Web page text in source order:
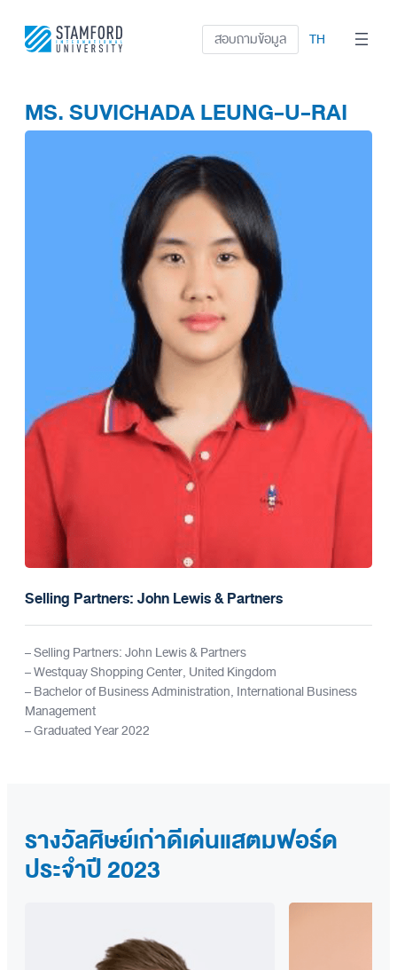
สอบถามข้อมูล TH
MS. SUVICHADA LEUNG-U-RAI
Selling Partners: John Lewis & Partners
– Selling Partners: John Lewis & Partners
– Westquay Shopping Center, United Kingdom
– Bachelor of Business Administration, International Business
Management
– Graduated Year 2022
รางวัลศิษย์เก่าดีเด่นแสตมฟอร์ด
ประจำปี 2023